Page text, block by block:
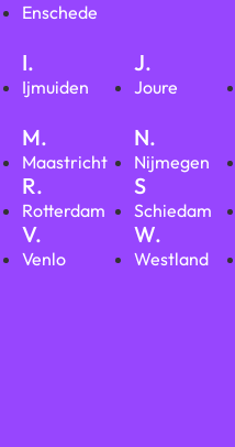
Enschede
I.
Ijmuiden
J.
Joure
M.
Maastricht
N.
Nijmegen
R.
Rotterdam
S
Schiedam
V.
Venlo
W.
Westland